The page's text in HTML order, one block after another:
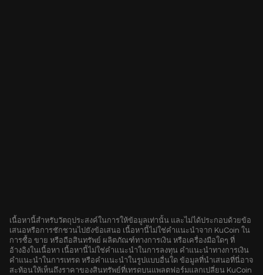
เนื้อหานี้สำหรับวัตถุประสงค์ในการให้ข้อมูลเท่านั้น และไม่ได้ประกอบด้วยข้อ
เสนอหรือการชักชวนไปยังข้อเสนอ เนื้อหานี้ไม่ใช่คำแนะนำจาก KuCoin ใน
การซื้อ ขาย หรือถือสินทรัพย์ ผลิตภัณฑ์ทางการเงิน หรือเครื่องมือใดๆ ที่
อ้างอิงในเนื้อหา เนื้อหานี้ไม่ใช่คำแนะนำในการลงทุน คำแนะนำทางการเงิน
คำแนะนำในการเทรด หรือคำแนะนำในรูปแบบอื่นใด ข้อมูลที่นำเสนอที่นี่อาจ
สะท้อนให้เห็นถึงราคาของสินทรัพย์ที่เทรดบนแพลตฟอร์มแลกเปลี่ยน KuCoin